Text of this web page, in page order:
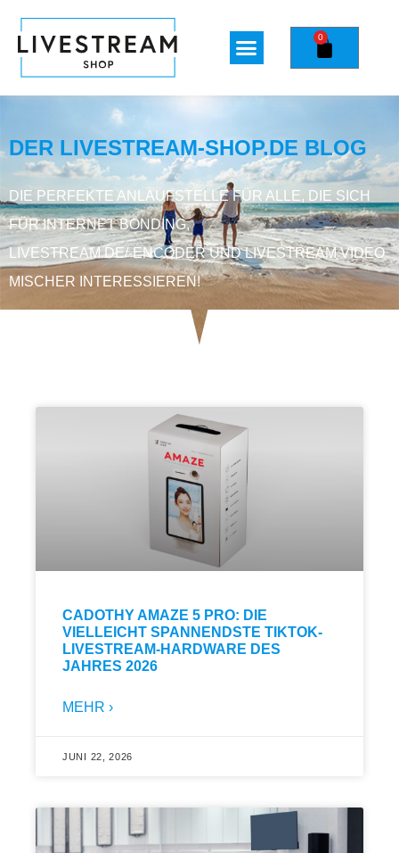
0
DER LIVESTREAM-SHOP.DE BLOG
DIE PERFEKTE ANLAUFSTELLE FÜR ALLE, DIE SICH
FÜR INTERNET BONDING,
LIVESTREAM DE/-ENCODER UND LIVESTREAM VIDEO
MISCHER INTERESSIEREN!
CADOTHY AMAZE 5 PRO: DIE
VIELLEICHT SPANNENDSTE TIKTOK-
LIVESTREAM-HARDWARE DES
JAHRES 2026
MEHR ›
JUNI 22, 2026